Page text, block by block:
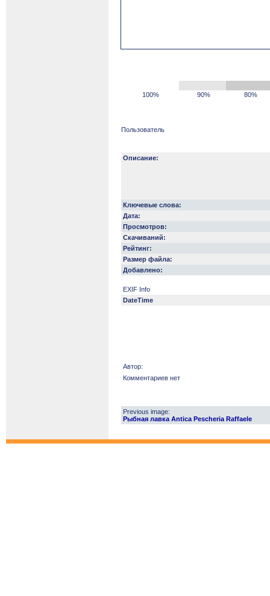
100% 90% 80%
Пользователь
Описание:
Ключевые слова:
Дата:
Просмотров:
Скачиваний:
Рейтинг:
Размер файла:
Добавлено:
EXIF Info
DateTime
Автор:
Комментариев нет
Previous image:
Рыбная лавка Antica Pescheria Raffaele